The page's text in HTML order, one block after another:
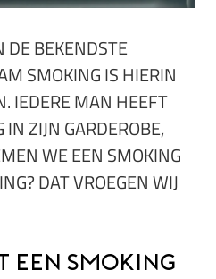
DE BEKENDSTE
SMOKING IS HIERIN
IEDERE MAN HEEFT
ZIJN GARDEROBE,
WE EEN SMOKING
DAT VROEGEN WIJ
een smoking